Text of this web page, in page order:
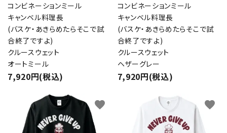
コンビネーションミール
キャンベル料理長
(バスケ・あきらめたらそこで試
合終了ですよ)
クルースウェット
オートミール
7,920円(税込)
コンビネーションミール
キャンベル料理長
(バスケ・あきらめたらそこで試
合終了ですよ)
クルースウェット
ヘザーグレー
7,920円(税込)
favorite favorite